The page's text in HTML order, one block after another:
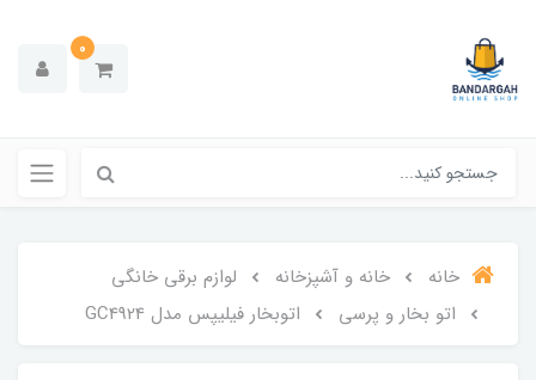
0
خانه خانه و آشپزخانه
لوازم برقی خانگی
اتو بخار و پرسی
اتوبخار فیلیپس مدل GC4924